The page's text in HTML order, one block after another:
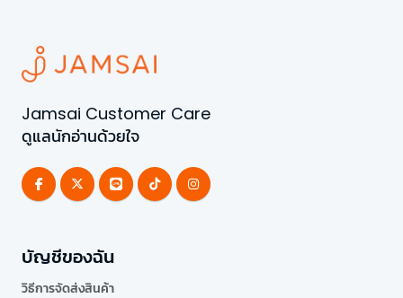
Jamsai Customer Care
ดูแลนักอ่านด้วยใจ
บัญชีของฉัน
วิธีการจัดส่งสินค้า